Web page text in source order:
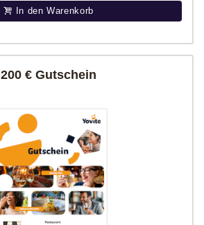
In den Warenkorb
200 € Gutschein